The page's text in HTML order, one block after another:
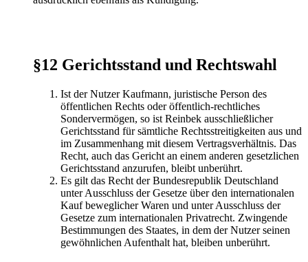
§12 Gerichtsstand und Rechtswahl
Ist der Nutzer Kaufmann, juristische Person des
öffentlichen Rechts oder öffentlich-rechtliches
Sondervermögen, so ist Reinbek ausschließlicher
Gerichtsstand für sämtliche Rechtsstreitigkeiten aus und
im Zusammenhang mit diesem Vertragsverhältnis. Das
Recht, auch das Gericht an einem anderen gesetzlichen
Gerichtsstand anzurufen, bleibt unberührt.
Es gilt das Recht der Bundesrepublik Deutschland
unter Ausschluss der Gesetze über den internationalen
Kauf beweglicher Waren und unter Ausschluss der
Gesetze zum internationalen Privatrecht. Zwingende
Bestimmungen des Staates, in dem der Nutzer seinen
gewöhnlichen Aufenthalt hat, bleiben unberührt.